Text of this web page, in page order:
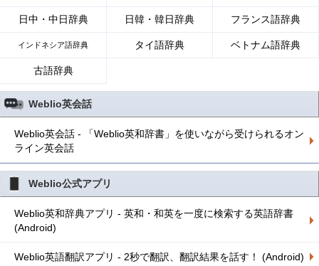
日中・中日辞典 日韓・韓日辞典 フランス語辞典
インドネシア語辞典 タイ語辞典 ベトナム語辞典
古語辞典
Weblio英会話
Weblio英会話 - 「Weblio英和辞書」を使いながら受けられるオン
ライン英会話
Weblio公式アプリ
Weblio英和辞典アプリ - 英和・和英を一度に検索する英語辞書
(Android)
Weblio英語翻訳アプリ - 2秒で翻訳、翻訳結果を話す！ (Android)